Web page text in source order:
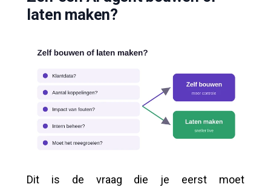
laten maken?
Dit is de vraag die je eerst moet